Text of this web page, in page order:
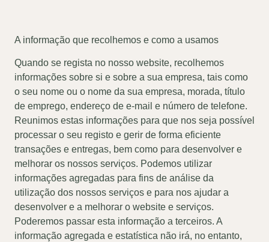
A informação que recolhemos e como a usamos
Quando se regista no nosso website, recolhemos
informações sobre si e sobre a sua empresa, tais como
o seu nome ou o nome da sua empresa, morada, título
de emprego, endereço de e-mail e número de telefone.
Reunimos estas informações para que nos seja possível
processar o seu registo e gerir de forma eficiente
transações e entregas, bem como para desenvolver e
melhorar os nossos serviços. Podemos utilizar
informações agregadas para fins de análise da
utilização dos nossos serviços e para nos ajudar a
desenvolver e a melhorar o website e serviços.
Poderemos passar esta informação a terceiros. A
informação agregada e estatística não irá, no entanto,